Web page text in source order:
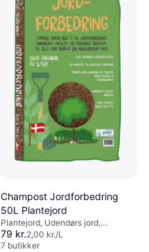
Champost Jordforbedring
50L Plantejord
Plantejord, Udendørs jord,
Modvirker ukrudt, Naturgødning
79 kr.2,00 kr./L
7 butikker